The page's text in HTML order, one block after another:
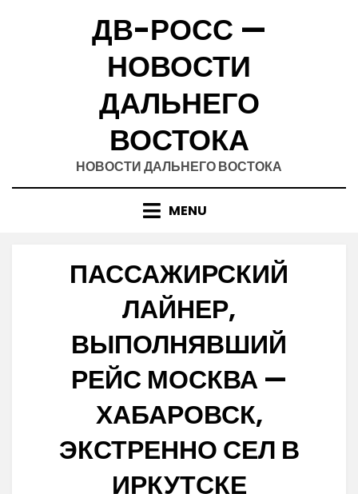
ДВ-РОСС —
НОВОСТИ
ДАЛЬНЕГО
ВОСТОКА
НОВОСТИ ДАЛЬНЕГО ВОСТОКА
MENU
ПАССАЖИРСКИЙ
ЛАЙНЕР,
ВЫПОЛНЯВШИЙ
РЕЙС МОСКВА —
ХАБАРОВСК,
ЭКСТРЕННО СЕЛ В
ИРКУТСКЕ